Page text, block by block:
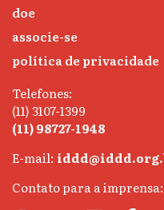
doe
associe-se
política de privacidade
Telefones:
(11) 3107-1399
(11) 98727-1948
E-mail:
Contato para a imprensa: